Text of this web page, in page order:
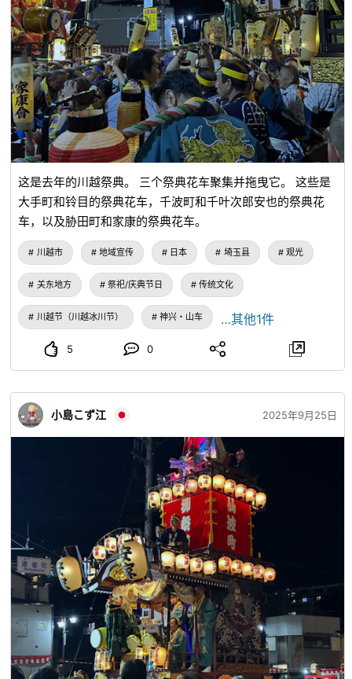
这是去年的川越祭典。 三个祭典花车聚集并拖曳它。 这些是
大手町和铃目的祭典花车，千波町和千叶次郎安也的祭典花
车，以及胁田町和家康的祭典花车。
川越市 地域宣传 日本 埼玉县 观光
关东地方 祭祀/庆典节日 传统文化
川越节（川越冰川节） 神兴・山车 …其他1件
5 0
小島こず江 2025年9月25日